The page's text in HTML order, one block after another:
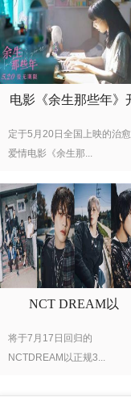
电影《余生那些年》
定于5月20日全国上映的治愈
爱情电影《余生那...
NCT DREAM以
将于7月17日回归的
NCTDREAM以正规3...